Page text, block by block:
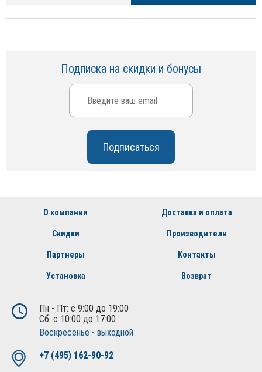
Подписка на скидки и бонусы
О компании Доставка и оплата
Скидки Производители
Партнеры Контакты
Установка Возврат
Пн - Пт: с 9:00 до 19:00
Сб: с 10:00 до 17:00
Воскресенье - выходной
+7 (495) 162-90-92